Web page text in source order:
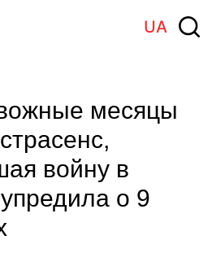
UA
месяцы
войну в
о 9